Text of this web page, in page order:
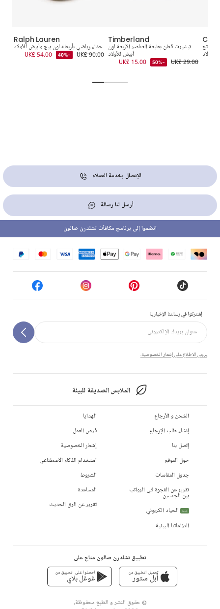
Ralph Lauren
حذاء رياضي بأربطة لون بيج وأبيض للأولاد
UK£ 90.00
-40%
UK£ 54.00
Timberland
تيشيرت قطن بطبعة العناصر الأربعة لون
أبيض للأولاد
UK£ 29.00
-50%
UK£ 15.00
فاتح
للأولاد
الإتصال بخدمة العملاء
أرسل لنا رسالة
إشتركوا في رسالتنا الإخبارية
يرجى الاطلاع على إشعار الخصوصية.
الملابس الصديقة للبيئة
انضموا إلى برنامج مكافآت تشلدرن صالون
الشحن و الأرجاع
إنشاء طلب الإرجاع
إتصل بنا
حول الموقع
جدول المقاسات
تقرير عن الفجوة في الرواتب
بين الجنسين
جديد
الحياد الكربوني
التزاماتنا البيئية
الهدايا
فرص العمل
إشعار الخصوصية
استخدام الذكاء الاصطناعي
الشروط
المساعدة
تقرير عن الرق الحديث
تطبيق تشلدرن صالون متاح على
تحميل التطبيق من
أبل ستور
احصلوا على التطبيق من
غوغل بلاي
© حقوق النشر و الطبع محفوظة،